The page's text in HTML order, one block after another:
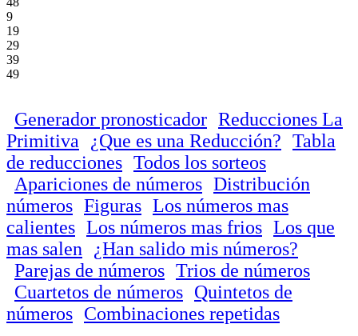
9
19
29
39
49
Generador pronosticador Reducciones La
Primitiva
¿Que es una Reducción? Tabla
de reducciones Todos los sorteos
Apariciones de números Distribución
números Figuras Los números mas
calientes Los números mas frios Los que
mas salen
¿Han salido mis números?
Parejas de números Trios de números
Cuartetos de números Quintetos de
números Combinaciones repetidas